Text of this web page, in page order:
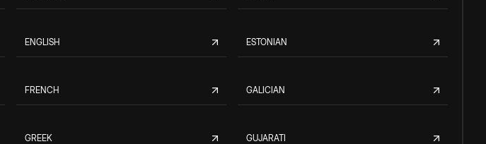
ENGLISH ESTONIAN
FRENCH GALICIAN
GREEK GUJARATI